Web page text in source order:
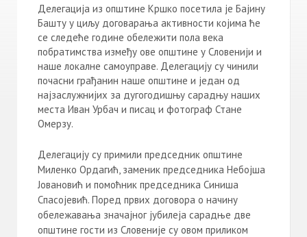
Делегација из општине Кршко посетила је Бајину
Башту у циљу договарања активности којима ће
се следеће године обележити пола века
побратимства између ове општине у Словенији и
наше локалне самоуправе. Делегацију су чинили
почасни грађанин наше општине и један од
најзаслужнијих за дугогодишњу сарадњу наших
места Иван Урбач и писац и фотограф Стане
Омерзу.
Делегацију су примили председник општине
Миленко Ордагић, заменик председника Небојша
Јовановић и помоћник председника Синиша
Спасојевић. Поред првих договора о начину
обележавања значајног јубилеја сарадње две
општине гости из Словеније су овом приликом